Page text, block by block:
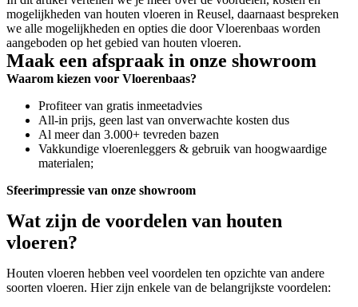
mogelijkheden van houten vloeren in Reusel, daarnaast bespreken
we alle mogelijkheden en opties die door Vloerenbaas worden
aangeboden op het gebied van houten vloeren.
Maak een afspraak in onze showroom
Waarom kiezen voor Vloerenbaas?
Profiteer van gratis inmeetadvies
All-in prijs, geen last van onverwachte kosten dus
Al meer dan 3.000+ tevreden bazen
Vakkundige vloerenleggers & gebruik van hoogwaardige
materialen;
Sfeerimpressie van onze showroom
Wat zijn de voordelen van houten
vloeren?
Houten vloeren hebben veel voordelen ten opzichte van andere
soorten vloeren. Hier zijn enkele van de belangrijkste voordelen: